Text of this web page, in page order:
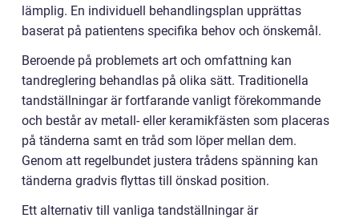
lämplig. En individuell behandlingsplan upprättas
baserat på patientens specifika behov och önskemål.
Beroende på problemets art och omfattning kan
tandreglering behandlas på olika sätt. Traditionella
tandställningar är fortfarande vanligt förekommande
och består av metall- eller keramikfästen som placeras
på tänderna samt en tråd som löper mellan dem.
Genom att regelbundet justera trådens spänning kan
tänderna gradvis flyttas till önskad position.
Ett alternativ till vanliga tandställningar är